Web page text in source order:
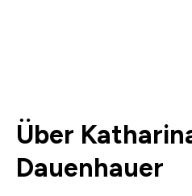
Über
Dauenhauer